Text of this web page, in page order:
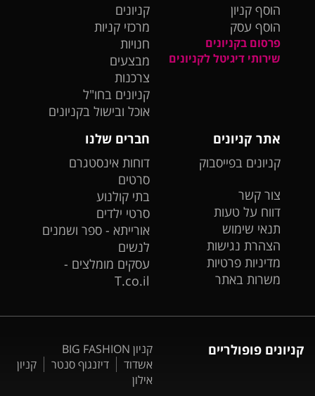
הוסף קניון
הוסף עסק
פרסום בקניונים
שירותי דיגיטל לקניונים
קניונים
מרכזי קניות
חנויות
מבצעים
צרכנות
קניונים בחו"ל
אוכל ובישול בקניונים
אתר קניונים
קניונים בפייסבוק
צור קשר
דווח על טעות
תנאי שימוש
הצהרת נגישות
מדיניות פרטיות
משרות באתר
חברים שלנו
דוחות אינסטגרם
סרטים
בתי קולנוע
סרטי ילדים
אורייתא - ספר ושמנים
לנשים
עסקים מומלצים -
T.co.il
קניונים פופולריים
קניון BIG FASHION
אשדוד
דיזנגוף סנטר
קניון
אילון